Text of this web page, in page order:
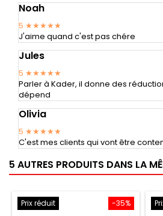
Noah
5 ★★★★★
J'aime quand c'est pas chére
Jules
5 ★★★★★
Parler à Kader, il donne des
dépend
Olivia
5 ★★★★★
C'est mes clients qui vont être
5 AUTRES PRODUITS DANS LA
-35%
Prix réduit